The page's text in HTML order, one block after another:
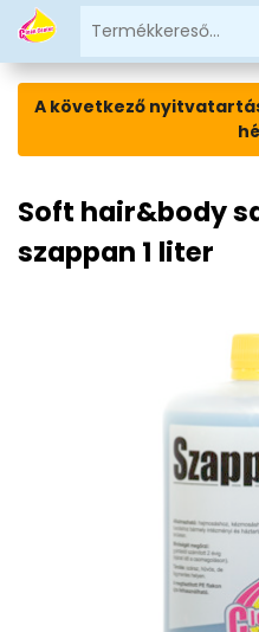
A következő
Soft hair&body
szappan 1 liter